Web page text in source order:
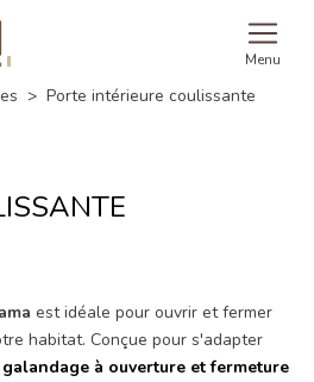
Menu
Porte intérieure coulissante
est idéale pour ouvrir et fermer
habitat. Conçue pour s'adapter
galandage à ouverture et fermeture